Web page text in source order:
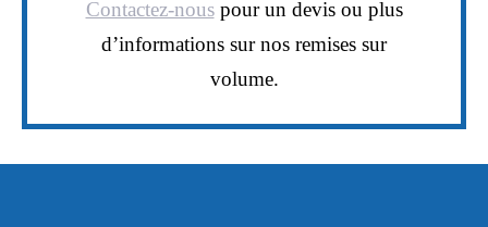
Contactez-nouspour un devis ou plus
d’informations sur nos remises sur
volume.